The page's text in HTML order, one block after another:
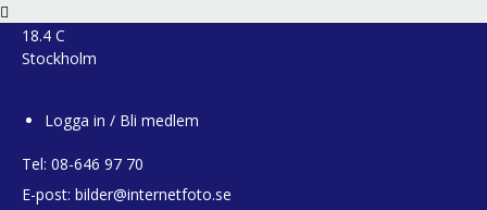
18.4 C
Stockholm
Logga in / Bli medlem
Tel: 08-646 97 70
E-post: bilder@internetfoto.se